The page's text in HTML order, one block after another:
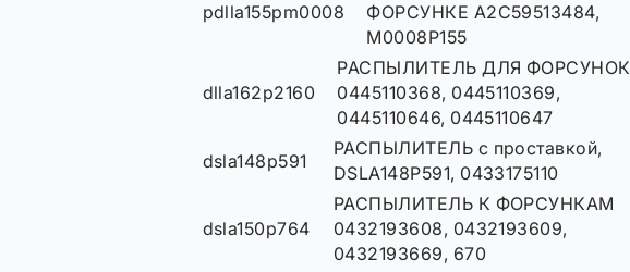
pdlla155pm0008
ФОРСУНКЕ A2C59513484,
M0008P155
dlla162p2160
РАСПЫЛИТЕЛЬ ДЛЯ ФОРСУНОК
0445110368, 0445110369,
0445110646, 0445110647
dsla148p591
РАСПЫЛИТЕЛЬ с проставкой,
DSLA148P591, 0433175110
dsla150p764
РАСПЫЛИТЕЛЬ К ФОРСУНКАМ
0432193608, 0432193609,
0432193669, 670